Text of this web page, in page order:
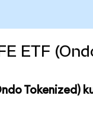
ETF
Tokenized)